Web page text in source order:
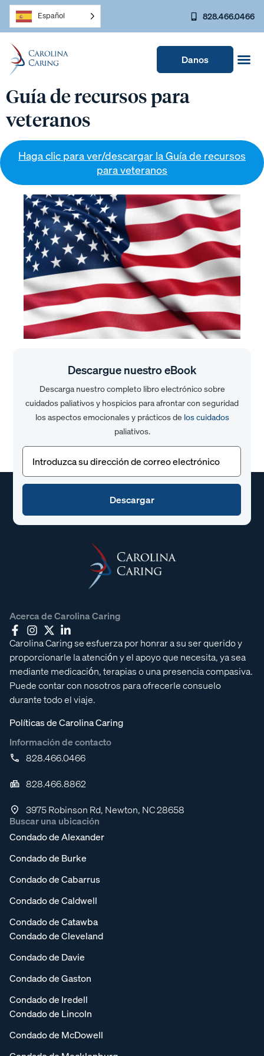
Español 828.466.0466
Danos
Guía de recursos para
veteranos
Haga clic para ver/descargar la Guía de recursos
para veteranos
Descargue nuestro eBook
Descarga nuestro completo libro electrónico sobre
cuidados paliativos y hospicios para afrontar con seguridad
los aspectos emocionales y prácticos de los cuidados
paliativos.
Correo
electrónico(Obligatorio)
Acerca de Carolina Caring
Carolina Caring se esfuerza por honrar a su ser querido y
proporcionarle la atención y el apoyo que necesita, ya sea
mediante medicación, terapias o una presencia compasiva.
Puede contar con nosotros para ofrecerle consuelo
durante todo el viaje.
Políticas de Carolina Caring
Información de contacto
828.466.0466
828.466.8862
3975 Robinson Rd, Newton, NC 28658
Buscar una ubicación
Condado de Alexander
Condado de Burke
Condado de Cabarrus
Condado de Caldwell
Condado de Catawba
Condado de Cleveland
Condado de Davie
Condado de Gaston
Condado de Iredell
Condado de Lincoln
Condado de McDowell